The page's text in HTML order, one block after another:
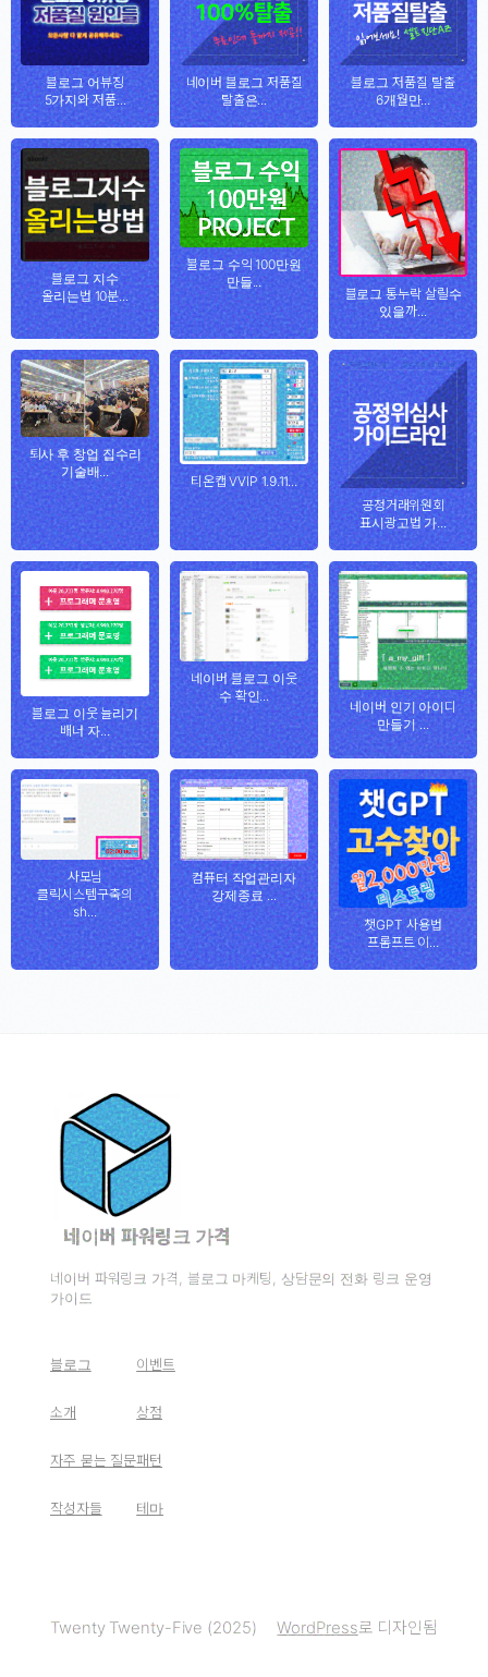
블로그 어뷰징
5가지와 저품...
네이버 블로그 저품질
탈출은...
블로그 저품질 탈출
6개월만...
블로그 지수
올리는법 10분...
블로그 수익 100만원
만들...
블로그 통누락 살릴수
있을까...
퇴사 후 창업 집수리
기술배...
티온캡 VVIP 1.9.11...
공정거래위원회
표시광고법 가...
블로그 이웃 늘리기
배너 자...
네이버 블로그 이웃
수 확인...
네이버 인기 아이디
만들기 ...
사모님
클릭시스템구축의
sh...
컴퓨터 작업관리자
강제종료 ...
챗GPT 사용법
프롬프트 이...
네이버 파워링크 가격
네이버 파워링크 가격, 블로그 마케팅, 상담문의 전화 링크 운영
가이드
블로그
소개
자주 묻는 질문
작성자들
이벤트
상점
패턴
테마
Twenty Twenty-Five (2025) WordPress로 디자인됨